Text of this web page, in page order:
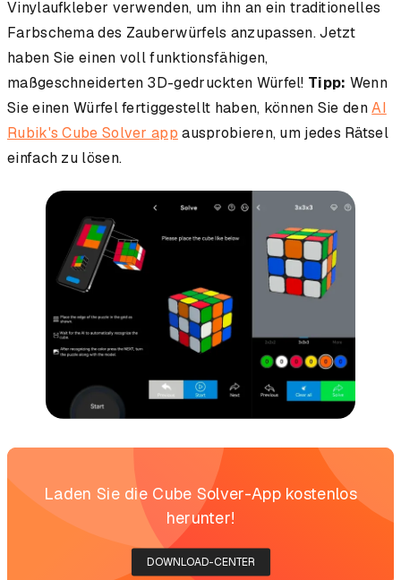
Vinylaufkleber verwenden, um ihn an ein traditionelles
Farbschema des Zauberwürfels anzupassen. Jetzt
haben Sie einen voll funktionsfähigen,
maßgeschneiderten 3D-gedruckten Würfel! Tipp: Wenn
Sie einen Würfel fertiggestellt haben, können Sie denAI
Rubik's Cube Solver app ausprobieren, um jedes Rätsel
einfach zu lösen.
Laden Sie die Cube Solver-App kostenlos
herunter!
DOWNLOAD-CENTER